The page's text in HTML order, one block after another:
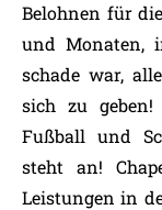
Belohnen für
und Monaten,
schade war,
sich zu geben!
Fußball und
steht an!
Leistungen in